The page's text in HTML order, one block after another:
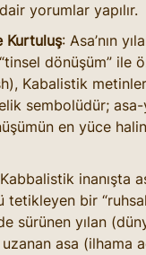
yorumlar yapılır.
Kurtuluş: Asa’nın
dönüşüm” ile
Kabalistik
sembolüdür; asa-
en yüce
inanışta
tetikleyen bir
sürünen yılan
asa (ilhama